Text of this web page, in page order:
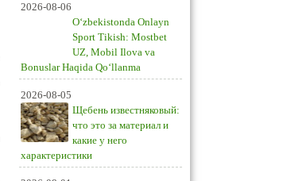
2026-08-06
O‘zbekistonda Onlayn
Sport Tikish: Mostbet
UZ, Mobil Ilova va
Bonuslar Haqida Qo‘llanma
2026-08-05
Щебень известняковый:
что это за материал и
какие у него
характеристики